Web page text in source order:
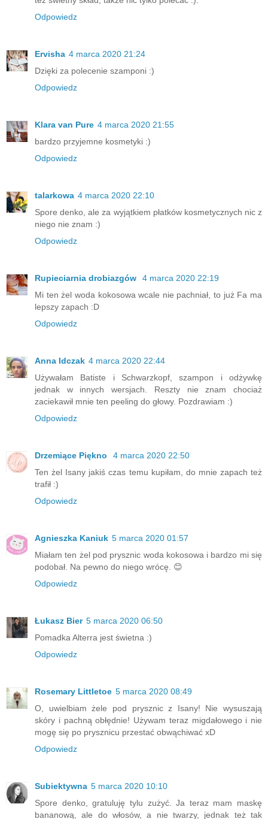
Odpowiedz
Ervisha 4 marca 2020 21:24
Dzięki za polecenie szamponi :)
Odpowiedz
Klara van Pure 4 marca 2020 21:55
bardzo przyjemne kosmetyki :)
Odpowiedz
talarkowa 4 marca 2020 22:10
Spore denko, ale za wyjątkiem płatków kosmetycznych nic z
niego nie znam :)
Odpowiedz
Rupieciarnia drobiazgów
4 marca 2020 22:19
Mi ten żel woda kokosowa wcale nie pachniał, to już Fa ma
lepszy zapach :D
Odpowiedz
Anna Idczak 4 marca 2020 22:44
Używałam Batiste i Schwarzkopf, szampon i odżywkę
jednak w innych wersjach. Reszty nie znam chociaż
zaciekawił mnie ten peeling do głowy. Pozdrawiam :)
Odpowiedz
Drzemiące Piękno
4 marca 2020 22:50
Ten żel Isany jakiś czas temu kupiłam, do mnie zapach też
trafił :)
Odpowiedz
Agnieszka Kaniuk 5 marca 2020 01:57
Miałam ten żel pod prysznic woda kokosowa i bardzo mi się
podobał. Na pewno do niego wrócę. 😊
Odpowiedz
Łukasz Bier 5 marca 2020 06:50
Pomadka Alterra jest świetna :)
Odpowiedz
Rosemary Littletoe 5 marca 2020 08:49
O, uwielbiam żele pod prysznic z Isany! Nie wysuszają
skóry i pachną obłędnie! Używam teraz migdałowego i nie
mogę się po prysznicu przestać obwąchiwać xD
Odpowiedz
Subiektywna 5 marca 2020 10:10
Spore denko, gratuluję tylu zużyć. Ja teraz mam maskę
bananową, ale do włosów, a nie twarzy, jednak też tak